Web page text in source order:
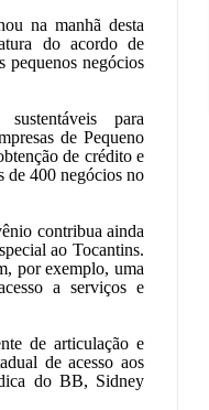
na manhã desta
do acordo de
pequenos negócios
para
de Pequeno
de crédito e
de 400 negócios no
contribua ainda
ao Tocantins.
por exemplo, uma
a serviços e
de articulação e
de acesso aos
do BB, Sidney